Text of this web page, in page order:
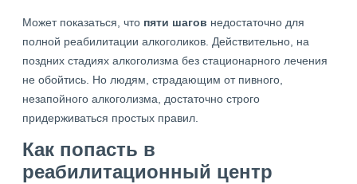
Может показаться, что пяти шагов недостаточно для
полной реабилитации алкоголиков. Действительно, на
поздних стадиях алкоголизма без стационарного лечения
не обойтись. Но людям, страдающим от пивного,
незапойного алкоголизма, достаточно строго
придерживаться простых правил.
Как попасть в
реабилитационный центр